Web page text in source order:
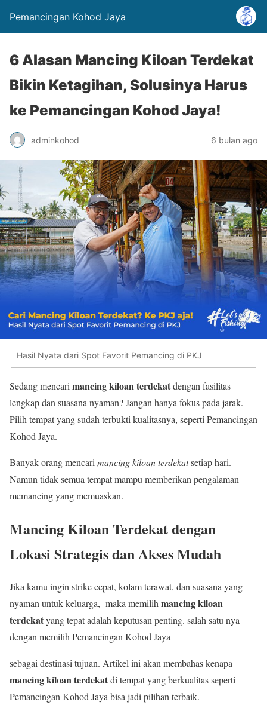
Pemancingan Kohod Jaya
6 Alasan Mancing Kiloan Terdekat
Bikin Ketagihan, Solusinya Harus
ke Pemancingan Kohod Jaya!
adminkohod 6 bulan ago
Hasil Nyata dari Spot Favorit Pemancing di PKJ
Sedang mencarimancing kiloan terdekatdengan fasilitas
lengkap dan suasana nyaman? Jangan hanya fokus pada jarak.
Pilih tempat yang sudah terbukti kualitasnya, sepertiPemancingan
Kohod Jaya.
Banyak orang mencarimancing kiloan terdekatsetiap hari.
Namun tidak semua tempat mampu memberikan pengalaman
memancing yang memuaskan.
Mancing Kiloan Terdekat dengan
Lokasi Strategis dan Akses Mudah
Jika kamu ingin strike cepat, kolam terawat, dan suasana yang
nyaman untuk keluarga, maka memilihmancing kiloan
terdekatyang tepat adalah keputusan penting. salah satu nya
dengan memilih Pemancingan Kohod Jaya
sebagai destinasi tujuan. Artikel ini akan membahas kenapa
mancing kiloan terdekatdi tempat yang berkualitas seperti
Pemancingan Kohod Jaya bisa jadi pilihan terbaik.